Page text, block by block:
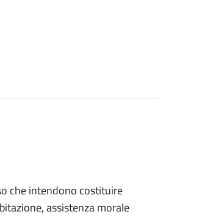
che intendono costituire
assistenza morale